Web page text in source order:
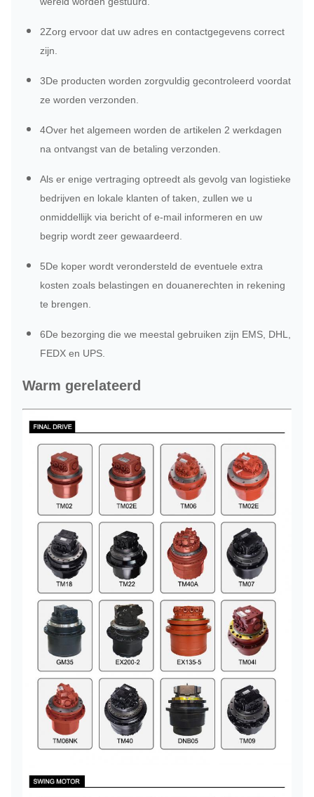
2Zorg ervoor dat uw adres en contactgegevens correct
zijn.
3De producten worden zorgvuldig gecontroleerd voordat
ze worden verzonden.
4Over het algemeen worden de artikelen 2 werkdagen
na ontvangst van de betaling verzonden.
Als er enige vertraging optreedt als gevolg van logistieke
bedrijven en lokale klanten of taken, zullen we u
onmiddellijk via bericht of e-mail informeren en uw
begrip wordt zeer gewaardeerd.
5De koper wordt verondersteld de eventuele extra
kosten zoals belastingen en douanerechten in rekening
te brengen.
6De bezorging die we meestal gebruiken zijn EMS, DHL,
FEDX en UPS.
Warm gerelateerd